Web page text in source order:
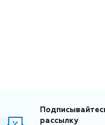
рассылку